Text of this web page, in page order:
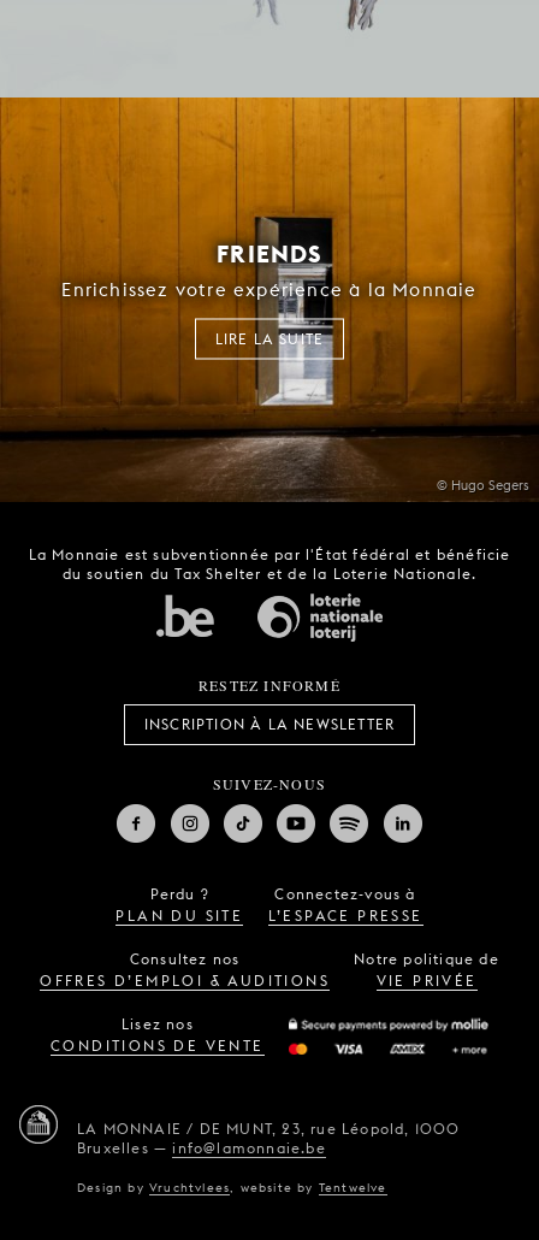
© Hugo Segers
FRIENDS
Enrichissez votre expérience à la Monnaie
LIRE LA SUITE
La Monnaie est subventionnée par l'État fédéral et bénéficie
du soutien du Tax Shelter et de la Loterie Nationale.
RESTEZ INFORMÉ
INSCRIPTION À LA NEWSLETTER
SUIVEZ-NOUS
Perdu ?
PLAN DU SITE
Connectez-vous à
L’ESPACE PRESSE
Consultez nos
OFFRES D’EMPLOI & AUDITIONS
Notre politique de
VIE PRIVÉE
Lisez nos
CONDITIONS DE VENTE
LA MONNAIE / DE MUNT, 23, rue Léopold, 1000
Bruxelles —info@lamonnaie.be
Design byVruchtvlees website by Tentwelve